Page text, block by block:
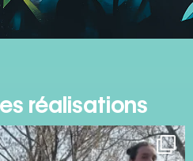
réalisations